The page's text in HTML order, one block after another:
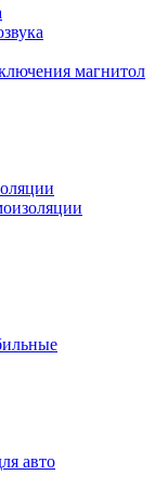
магнитол
авто